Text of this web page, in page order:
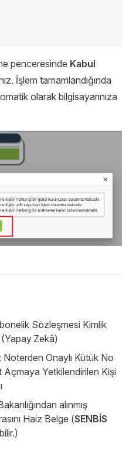
penceresinde Kabul
İşlem tamamlandığında
olarak bilgisayarınıza
Sözleşmesi Kimlik
Zekâ)
Onaylı Kütük No
Açmaya Yetkilendirilen Kişi
alınmış
Haiz Belge (SENBİS